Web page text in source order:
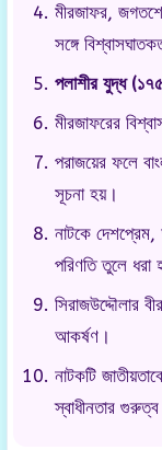
মীরজাফর,
সঙ্গে
পলাশীর যুদ্ধ
মীরজাফরের
পরাজয়ের ফলে
সূচনা হয়।
নাটকে
পরিণতি তুলে ধরা
সিরাজউদ্দৌলার
আকর্ষণ।
নাটকটি
স্বাধীনতার